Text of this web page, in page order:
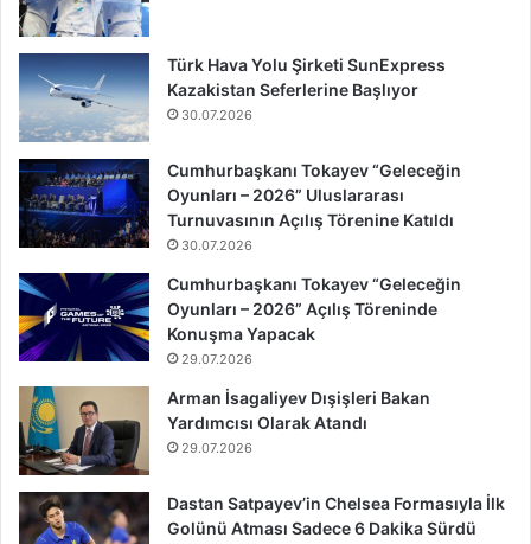
Türk Hava Yolu Şirketi SunExpress
Kazakistan Seferlerine Başlıyor
30.07.2026
Cumhurbaşkanı Tokayev “Geleceğin
Oyunları – 2026” Uluslararası
Turnuvasının Açılış Törenine Katıldı
30.07.2026
Cumhurbaşkanı Tokayev “Geleceğin
Oyunları – 2026” Açılış Töreninde
Konuşma Yapacak
29.07.2026
Arman İsagaliyev Dışişleri Bakan
Yardımcısı Olarak Atandı
29.07.2026
Dastan Satpayev’in Chelsea Formasıyla İlk
Golünü Atması Sadece 6 Dakika Sürdü